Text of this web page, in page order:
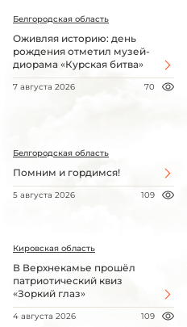
Белгородская область
Оживляя историю: день
рождения отметил музей-
диорама «Курская битва»
7 августа 2026 70
Белгородская область
Помним и гордимся!
5 августа 2026 109
Кировская область
В Верхнекамье прошёл
патриотический квиз
«Зоркий глаз»
4 августа 2026 109